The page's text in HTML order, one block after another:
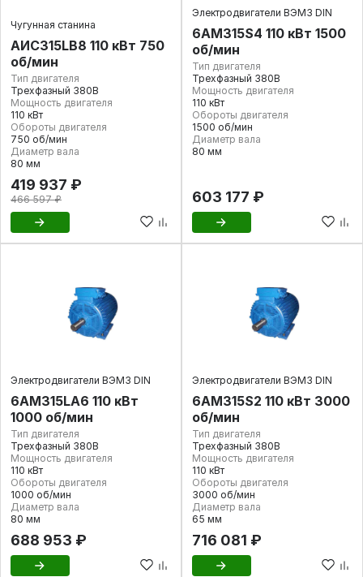
Чугунная станина
АИС315LB8 110 кВт 750
об/мин
Тип двигателя
Трехфазный 380В
Мощность двигателя
110 кВт
Обороты двигателя
750 об/мин
Диаметр вала
80 мм
419 937 ₽
466 597 ₽
Электродвигатели ВЭМЗ DIN
6АМ315S4 110 кВт 1500
об/мин
Тип двигателя
Трехфазный 380В
Мощность двигателя
110 кВт
Обороты двигателя
1500 об/мин
Диаметр вала
80 мм
603 177 ₽
Электродвигатели ВЭМЗ DIN
6АМ315LA6 110 кВт
1000 об/мин
Тип двигателя
Трехфазный 380В
Мощность двигателя
110 кВт
Обороты двигателя
1000 об/мин
Диаметр вала
80 мм
688 953 ₽
Электродвигатели ВЭМЗ DIN
6АМ315S2 110 кВт 3000
об/мин
Тип двигателя
Трехфазный 380В
Мощность двигателя
110 кВт
Обороты двигателя
3000 об/мин
Диаметр вала
65 мм
716 081 ₽